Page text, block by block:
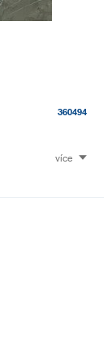
360494
více